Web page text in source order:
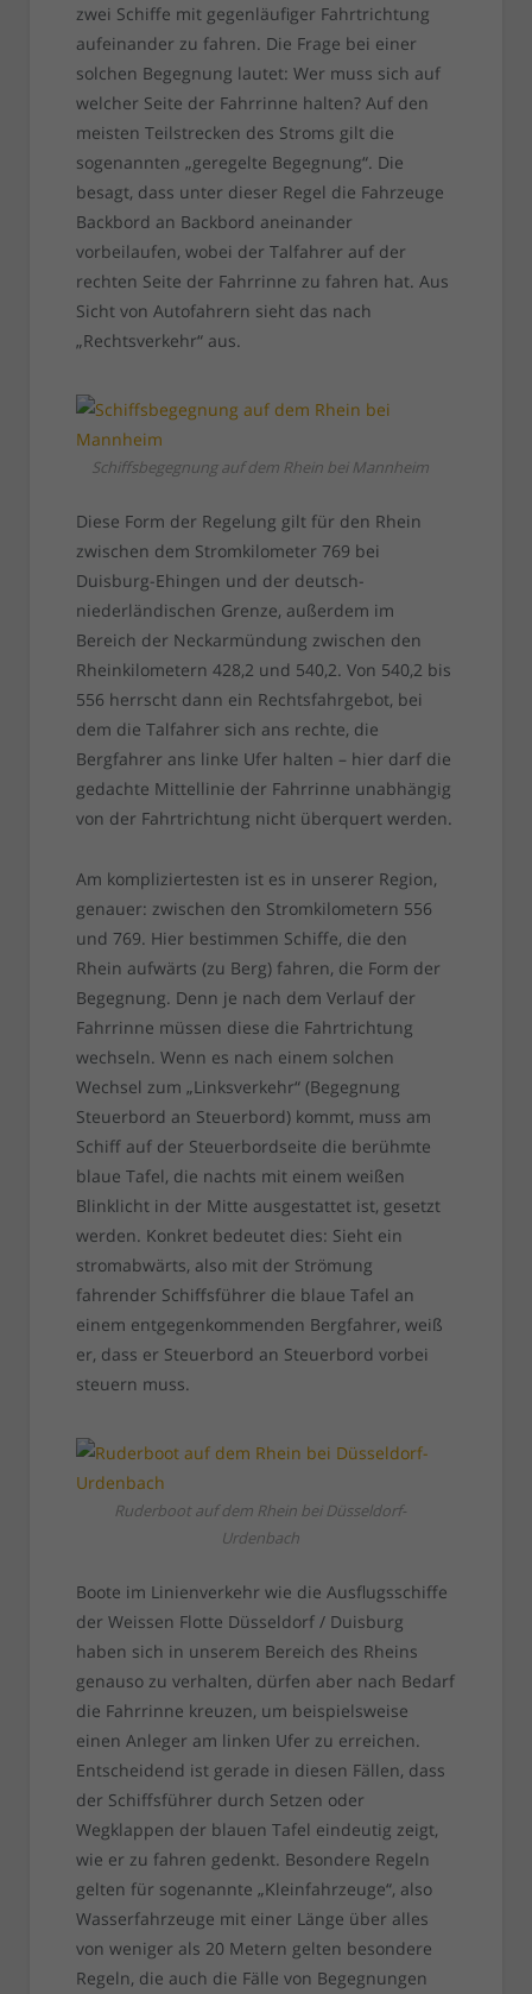
zwei Schiffe mit gegenläufiger Fahrtrichtung
aufeinander zu fahren. Die Frage bei einer
solchen Begegnung lautet: Wer muss sich auf
welcher Seite der Fahrrinne halten? Auf den
meisten Teilstrecken des Stroms gilt die
sogenannten „geregelte Begegnung“. Die
besagt, dass unter dieser Regel die Fahrzeuge
Backbord an Backbord aneinander
vorbeilaufen, wobei der Talfahrer auf der
rechten Seite der Fahrrinne zu fahren hat. Aus
Sicht von Autofahrern sieht das nach
„Rechtsverkehr“ aus.
Schiffsbegegnung auf dem Rhein bei Mannheim
Diese Form der Regelung gilt für den Rhein
zwischen dem Stromkilometer 769 bei
Duisburg-Ehingen und der deutsch-
niederländischen Grenze, außerdem im
Bereich der Neckarmündung zwischen den
Rheinkilometern 428,2 und 540,2. Von 540,2 bis
556 herrscht dann ein Rechtsfahrgebot, bei
dem die Talfahrer sich ans rechte, die
Bergfahrer ans linke Ufer halten – hier darf die
gedachte Mittellinie der Fahrrinne unabhängig
von der Fahrtrichtung nicht überquert werden.
Am kompliziertesten ist es in unserer Region,
genauer: zwischen den Stromkilometern 556
und 769. Hier bestimmen Schiffe, die den
Rhein aufwärts (zu Berg) fahren, die Form der
Begegnung. Denn je nach dem Verlauf der
Fahrrinne müssen diese die Fahrtrichtung
wechseln. Wenn es nach einem solchen
Wechsel zum „Linksverkehr“ (Begegnung
Steuerbord an Steuerbord) kommt, muss am
Schiff auf der Steuerbordseite die berühmte
blaue Tafel, die nachts mit einem weißen
Blinklicht in der Mitte ausgestattet ist, gesetzt
werden. Konkret bedeutet dies: Sieht ein
stromabwärts, also mit der Strömung
fahrender Schiffsführer die blaue Tafel an
einem entgegenkommenden Bergfahrer, weiß
er, dass er Steuerbord an Steuerbord vorbei
steuern muss.
Ruderboot auf dem Rhein bei Düsseldorf-
Urdenbach
Boote im Linienverkehr wie die Ausflugsschiffe
der Weissen Flotte Düsseldorf / Duisburg
haben sich in unserem Bereich des Rheins
genauso zu verhalten, dürfen aber nach Bedarf
die Fahrrinne kreuzen, um beispielsweise
einen Anleger am linken Ufer zu erreichen.
Entscheidend ist gerade in diesen Fällen, dass
der Schiffsführer durch Setzen oder
Wegklappen der blauen Tafel eindeutig zeigt,
wie er zu fahren gedenkt. Besondere Regeln
gelten für sogenannte „Kleinfahrzeuge“, also
Wasserfahrzeuge mit einer Länge über alles
von weniger als 20 Metern gelten besondere
Regeln, die auch die Fälle von Begegnungen